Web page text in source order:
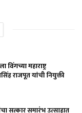
विंगच्या महाराष्ट्र
राजपूत यांची नियुक्ती
सत्कार समारंभ उत्साहात